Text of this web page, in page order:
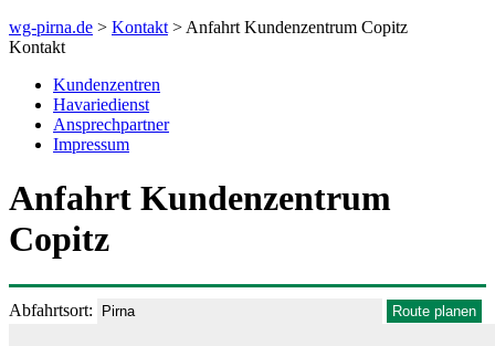
wg-pirna.de > Kontakt > Anfahrt Kundenzentrum Copitz
Kontakt
Kundenzentren
Havariedienst
Ansprechpartner
Impressum
Anfahrt Kundenzentrum
Copitz
Abfahrtsort: